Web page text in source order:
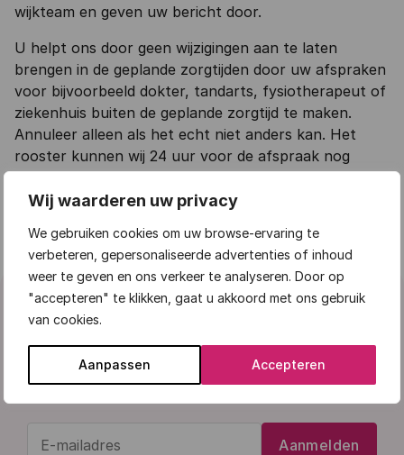
Wij waarderen uw privacy
We gebruiken cookies om uw browse-ervaring te
verbeteren, gepersonaliseerde advertenties of inhoud
weer te geven en ons verkeer te analyseren. Door op
"accepteren" te klikken, gaat u akkoord met ons gebruik
van cookies.
Aanpassen Accepteren
wijkteam en geven uw bericht door.
U helpt ons door geen wijzigingen aan te laten
brengen in de geplande zorgtijden door uw afspraken
voor bijvoorbeeld dokter, tandarts, fysiotherapeut of
ziekenhuis buiten de geplande zorgtijd te maken.
Annuleer alleen als het echt niet anders kan. Het
rooster kunnen wij 24 uur voor de afspraak nog
genoodzaakt om kosten in rekening te brengen. Dit
afgesproken tijdstip.
Meld je aan voor de Vierstroom
nieuwsbrief en blijf op de hoogte
van het laatste nieuws.
Aanmelden